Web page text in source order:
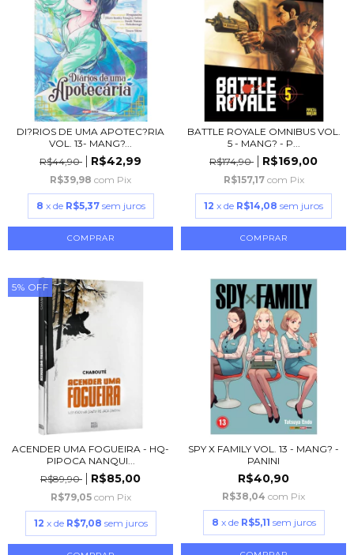
DI?RIOS DE UMA APOTEC?RIA
VOL. 13- MANG?...
R$44,90
R$42,99
R$39,98 com Pix
8 x de R$5,37 sem juros
BATTLE ROYALE OMNIBUS VOL.
5 - MANG? - P...
R$174,90
R$169,00
R$157,17 com Pix
12 x de R$14,08 sem juros
5% OFF
ACENDER UMA FOGUEIRA - HQ-
PIPOCA NANQUI...
R$89,90
R$85,00
R$79,05 com Pix
12 x de R$7,08 sem juros
SPY X FAMILY VOL. 13 - MANG? -
PANINI
R$40,90
R$38,04 com Pix
8 x de R$5,11 sem juros